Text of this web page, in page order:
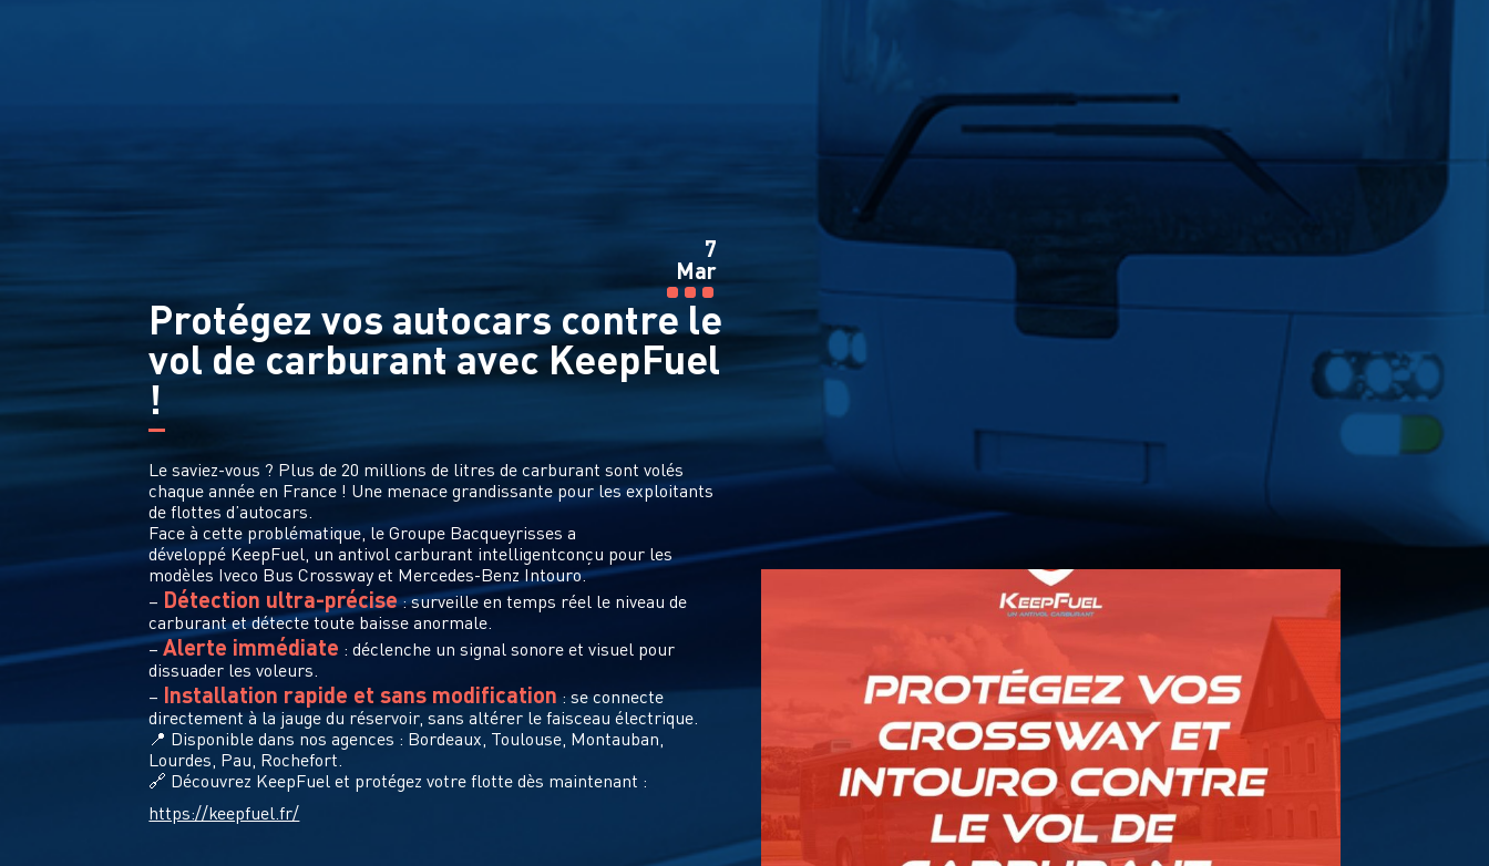
7
Mar
Protégez vos autocars contre le
vol de carburant avec KeepFuel
!
Le saviez-vous ? Plus de 20 millions de litres de carburant sont volés
chaque année en France ! Une menace grandissante pour les exploitants
de flottes d’autocars.
Face à cette problématique, le Groupe Bacqueyrisses a
développé KeepFuel, un antivol carburant intelligentconçu pour les
modèles Iveco Bus Crossway et Mercedes-Benz Intouro.
– Détection ultra-précise: surveille en temps réel le niveau de
carburant et détecte toute baisse anormale.
–Alerte immédiate : déclenche un signal sonore et visuel pour
dissuader les voleurs.
– Installation rapide et sans modification: se connecte
directement à la jauge du réservoir, sans altérer le faisceau électrique.
📍 Disponible dans nos agences : Bordeaux, Toulouse, Montauban,
Lourdes, Pau, Rochefort.
🔗 Découvrez KeepFuel et protégez votre flotte dès maintenant :
https://keepfuel.fr/